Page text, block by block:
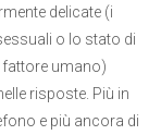
delicate (i
o lo stato di
fattore umano)
risposte. Più in
e più ancora di